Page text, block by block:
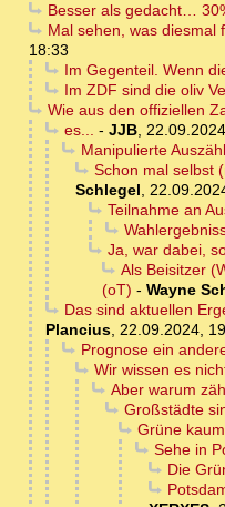
Besser als gedacht…
Mal sehen, was diesmal
18:33
Im Gegenteil. Wenn
Im ZDF sind die oliv
Wie aus den offiziellen
es... - JJB,
Manipulierte
Schon mal selbst
Schlegel,
Teilnahme an
Ja, war dabei,
Als Beisitzer
(oT) - Wayne
Das sind aktuellen
Plancius, 22.09.2024,
Prognose ein
Wir wissen es
Aber warum
Großstädte
Grüne
Sehe in
Die